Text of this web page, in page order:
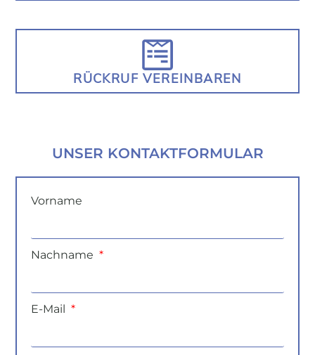
RÜCKRUF VEREINBAREN
UNSER KONTAKTFORMULAR
Vorname
Nachname
E-Mail